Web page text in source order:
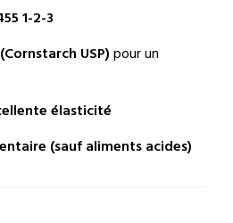
1-2-3
USP)pour un
élasticité
(sauf aliments acides)